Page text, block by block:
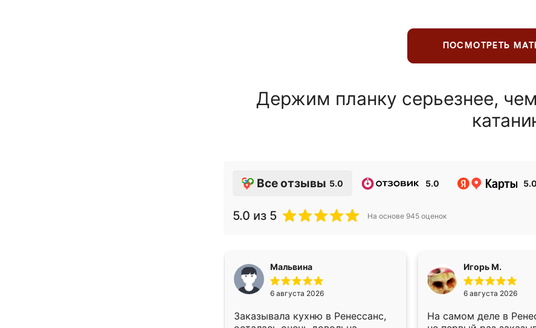
ПОСМОТРЕТЬ
Держим планку серьезнее,
Все отзывы 5.0 5.0 5.0
5.0 из 5 На основе 945 оценок
Мальвина
6 августа 2026
Заказывала кухню в Ренессанс,
Игорь М.
6 августа 2026
На самом деле в